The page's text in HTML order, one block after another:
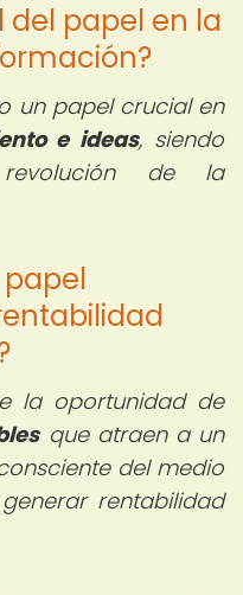
del papel en la
un papel crucial en
e ideas, siendo
de la
la oportunidad de
que atraen a un
del medio
rentabilidad